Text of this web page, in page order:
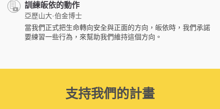
訓練皈依的動作
亞歷山大·伯金博士
當我們正式把生命轉向安全與正面的方向，皈依時，我們承諾
要練習一些行為，來幫助我們維持這個方向。
支持我們的計畫